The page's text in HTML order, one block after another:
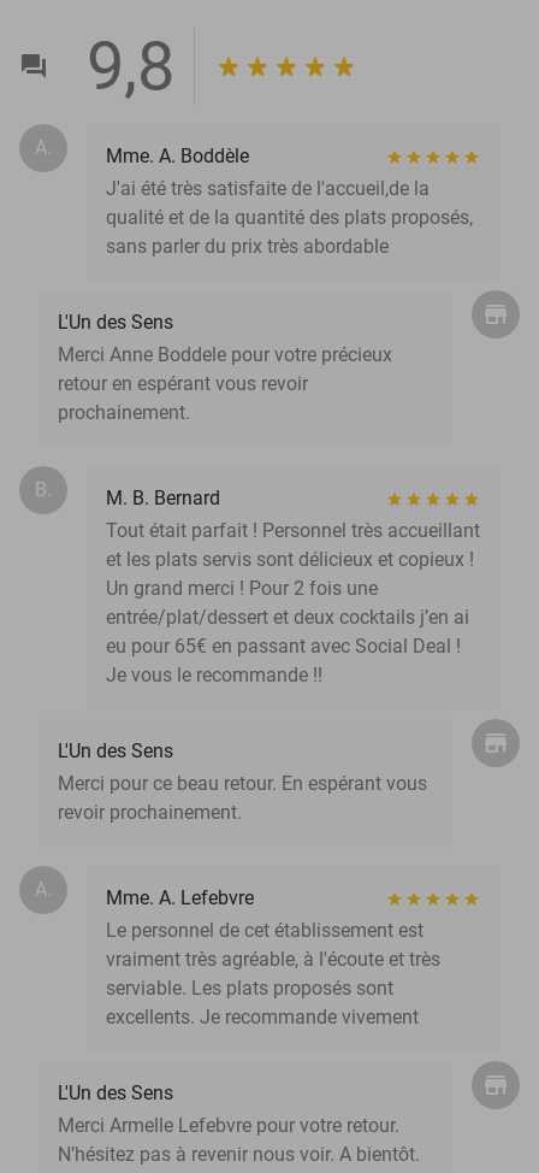
9,8
A.
Mme. A. Boddèle
J'ai été très satisfaite de l'accueil,de la
qualité et de la quantité des plats proposés,
sans parler du prix très abordable
L'Un des Sens
Merci Anne Boddele pour votre précieux
retour en espérant vous revoir
prochainement.
B.
M. B. Bernard
Tout était parfait ! Personnel très accueillant
et les plats servis sont délicieux et copieux !
Un grand merci ! Pour 2 fois une
entrée/plat/dessert et deux cocktails j’en ai
eu pour 65€ en passant avec Social Deal !
Je vous le recommande !!
L'Un des Sens
Merci pour ce beau retour. En espérant vous
revoir prochainement.
A.
Mme. A. Lefebvre
Le personnel de cet établissement est
vraiment très agréable, à l'écoute et très
serviable. Les plats proposés sont
excellents. Je recommande vivement
L'Un des Sens
Merci Armelle Lefebvre pour votre retour.
N’hésitez pas à revenir nous voir. A bientôt.